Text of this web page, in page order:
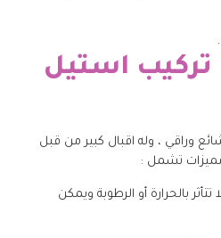
.
تركيب استيل
وراقي ، وله اقبال كبير من قبل
تشمل :
بالحرارة أو الرطوبة ويمكن